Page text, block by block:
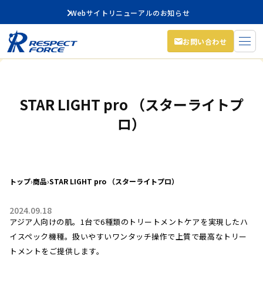
Webサイトリニューアルのお知らせ
お問い合わせ
STAR LIGHT pro （スターライトプ
ロ）
トップ›商品›STAR LIGHT pro （スターライトプロ）
2024.09.18
アジア人向けの肌。1台で6種類のトリートメントケアを実現したハ
イスペック機種。扱いやすいワンタッチ操作で上質で最高なトリー
トメントをご提供します。